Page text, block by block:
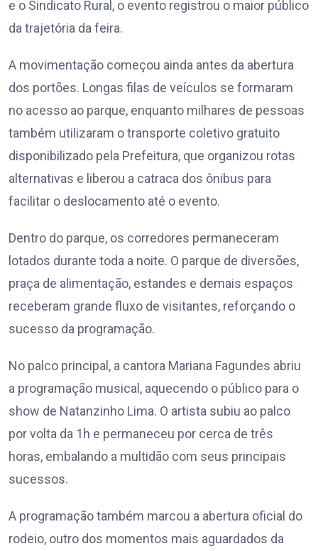
e o Sindicato Rural, o evento registrou o maior público
da trajetória da feira.
A movimentação começou ainda antes da abertura
dos portões. Longas filas de veículos se formaram
no acesso ao parque, enquanto milhares de pessoas
também utilizaram o transporte coletivo gratuito
disponibilizado pela Prefeitura, que organizou rotas
alternativas e liberou a catraca dos ônibus para
facilitar o deslocamento até o evento.
Dentro do parque, os corredores permaneceram
lotados durante toda a noite. O parque de diversões,
praça de alimentação, estandes e demais espaços
receberam grande fluxo de visitantes, reforçando o
sucesso da programação.
No palco principal, a cantora Mariana Fagundes abriu
a programação musical, aquecendo o público para o
show de Natanzinho Lima. O artista subiu ao palco
por volta da 1h e permaneceu por cerca de três
horas, embalando a multidão com seus principais
sucessos.
A programação também marcou a abertura oficial do
rodeio, outro dos momentos mais aguardados da